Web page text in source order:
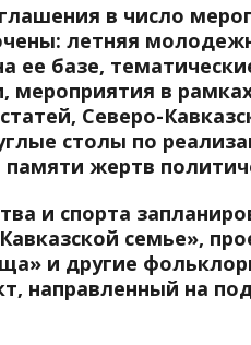
в число
летняя
ее базе,
мероприятия в
Северо-
столы по
жертв
и спорта
семье»,
и другие
направленный на